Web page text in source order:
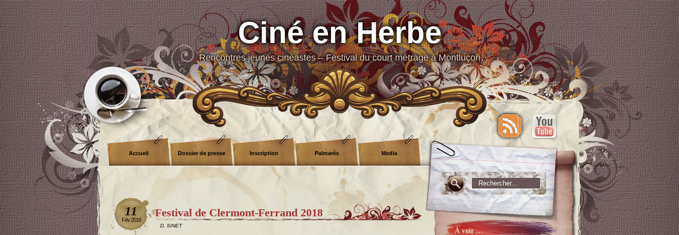
Ciné en Herbe
Rencontres jeunes cinéastes – Festival du court métrage à Montluçon
Accueil Dossier de presse Inscription Palmarès Media
11
Fév 2018
Festival de Clermont-Ferrand 2018
D. SINET
À voir …